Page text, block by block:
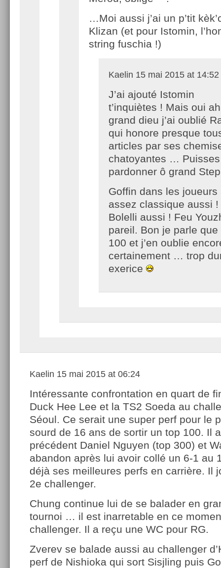
…Moi aussi j’ai un p’tit
Klizan (et pour Istomin,
string fuschia !)
Kaelin 15 mai 2015 at 14:52
J’ai ajouté Istomin
t’inquiètes ! Mais oui ah
grand dieu j’ai oublié
qui honore presque
articles par ses
chatoyantes …
pardonner ô grand
Goffin dans les joueurs
assez classique aussi !
Bolelli aussi ! Feu
pareil. Bon je parle que
100 et j’en oublie
certainement … trop
exerice
Kaelin 15 mai 2015 at 06:24
Intéressante confrontation en quart de
Duck Hee Lee et la TS2 Soeda au
Séoul. Ce serait une super perf pour le
sourd de 16 ans de sortir un top 100. Il
précédent Daniel Nguyen (top 300) et
abandon après lui avoir collé un 6-1 au
déjà ses meilleures perfs en carrière. Il
2e challenger.
Chung continue lui de se balader en
tournoi … il est inarretable en ce
challenger. Il a reçu une WC pour RG.
Zverev se balade aussi au challenger
perf de Nishioka qui sort Sisjling puis